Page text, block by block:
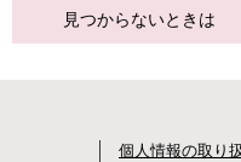
見つからないときは
個人情報の取り